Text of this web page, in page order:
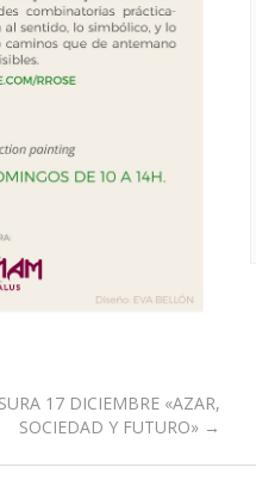
17 DICIEMBRE «AZAR,
SOCIEDAD Y FUTURO» →